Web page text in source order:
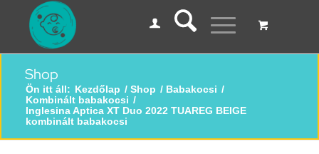
Shop
Ön itt áll: Kezdőlap / Shop / Babakocsi /
Kombinált babakocsi /
Inglesina Aptica XT Duo 2022 TUAREG BEIGE
kombinált babakocsi